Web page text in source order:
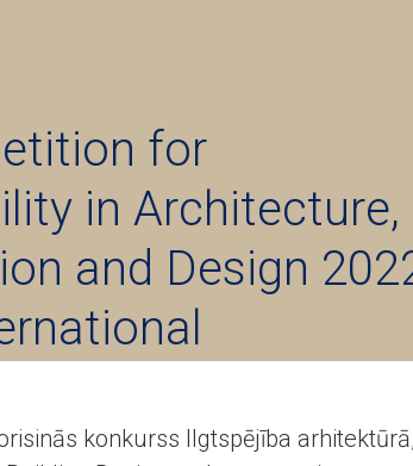
for
in Architecture,
and Design
konkurss Ilgtspējība